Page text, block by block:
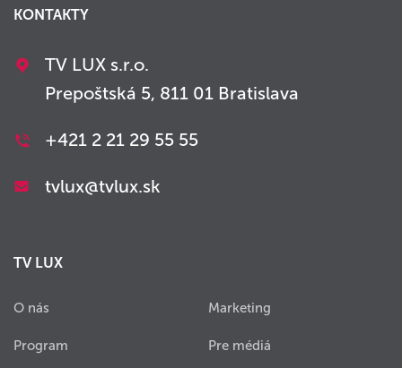
KONTAKTY
TV LUX s.r.o.
Prepoštská 5, 811 01 Bratislava
+421 2 21 29 55 55
tvlux@tvlux.sk
TV LUX
O nás
Program
Marketing
Pre médiá